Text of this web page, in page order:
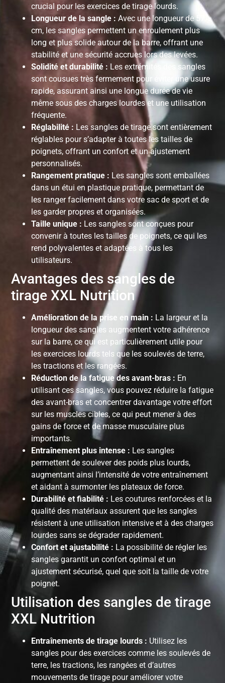
crucial pour les exercices de tirage lourds.
Longueur de la sangle : Avec une longueur de 57
cm, les sangles permettent un enroulement plus
long et plus solide autour de la barre, offrant une
stabilité et une sécurité accrues lors des levées.
Solidité et durabilité : Les extrémités des sangles
sont cousues très fermement pour éviter une usure
rapide, assurant ainsi une longue durée de vie
même sous des charges lourdes et une utilisation
fréquente.
Réglabilité : Les sangles de tirage sont entièrement
réglables pour s’adapter à toutes les tailles de
poignets, offrant un confort et un ajustement
personnalisés.
Rangement pratique : Les sangles sont emballées
dans un étui en plastique pratique, permettant de
les ranger facilement dans votre sac de sport et de
les garder propres et organisées.
Taille unique : Les sangles sont conçues pour
convenir à toutes les tailles de poignets, ce qui les
rend polyvalentes et adaptées à tous les
utilisateurs.
Avantages des sangles de
tirage XXL Nutrition
Amélioration de la prise en main : La largeur et la
longueur des sangles augmentent votre adhérence
sur la barre, ce qui est particulièrement utile pour
les exercices lourds tels que les soulevés de terre,
les tractions et les rangées.
Réduction de la fatigue des avant-bras : En
utilisant ces sangles, vous pouvez réduire la fatigue
des avant-bras et concentrer davantage votre effort
sur les muscles cibles, ce qui peut mener à des
gains de force et de masse musculaire plus
importants.
Entraînement plus intense : Les sangles
permettent de soulever des poids plus lourds,
augmentant ainsi l’intensité de votre entraînement
et aidant à surmonter les plateaux de force.
Durabilité et fiabilité : Les coutures renforcées et la
qualité des matériaux assurent que les sangles
résistent à une utilisation intensive et à des charges
lourdes sans se dégrader rapidement.
Confort et ajustabilité : La possibilité de régler les
sangles garantit un confort optimal et un
ajustement sécurisé, quel que soit la taille de votre
poignet.
Utilisation des sangles de tirage
XXL Nutrition
Entraînements de tirage lourds : Utilisez les
sangles pour des exercices comme les soulevés de
terre, les tractions, les rangées et d’autres
mouvements de tirage pour améliorer votre